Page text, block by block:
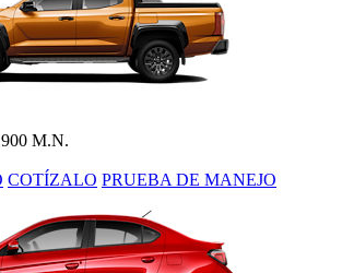
M.N.
COTÍZALO PRUEBA DE MANEJO